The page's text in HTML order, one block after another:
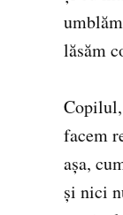
lăsăm
facem
așa,
și nici